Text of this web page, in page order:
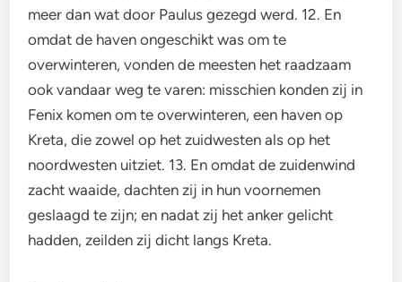
meer dan wat door Paulus gezegd werd. 12. En
omdat de haven ongeschikt was om te
overwinteren, vonden de meesten het raadzaam
ook vandaar weg te varen: misschien konden zij in
Fenix komen om te overwinteren, een haven op
Kreta, die zowel op het zuidwesten als op het
noordwesten uitziet. 13. En omdat de zuidenwind
zacht waaide, dachten zij in hun voornemen
geslaagd te zijn; en nadat zij het anker gelicht
hadden, zeilden zij dicht langs Kreta.